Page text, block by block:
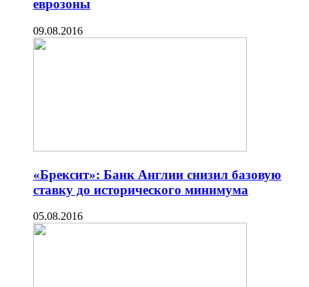
еврозоны
09.08.2016
«Брексит»: Банк Англии снизил базовую
ставку до исторического минимума
05.08.2016